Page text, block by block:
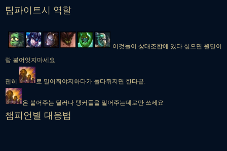
팀파이트시 역할
이것들이 상대조합에 있다 싶으면 원딜이
랑 붙어잇지마세요
괜히 로 밀어줘야지하다가 둘다뒤지면 한타끝.
은 붙어주는 딜러나 탱커들을 밀어주는데로만 쓰세요
챔피언별 대응법